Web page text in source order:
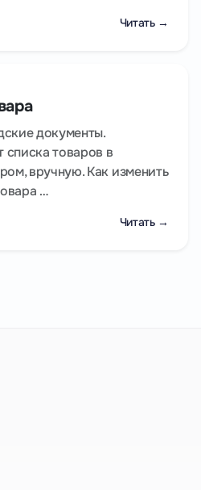
Читать →
документы.
списка товаров в
вручную. Как изменить
…
Читать →